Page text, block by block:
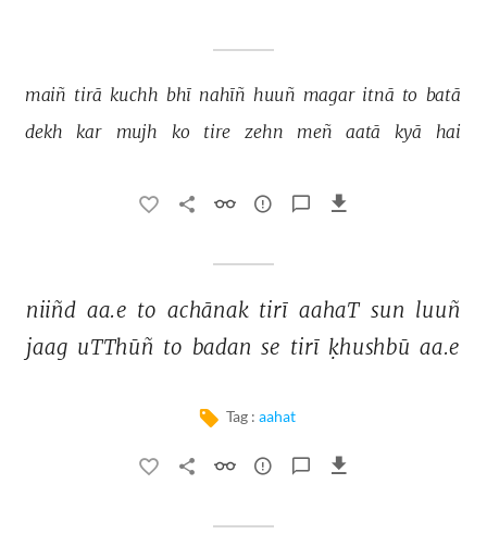
maiñ tirā kuchh bhī nahīñ huuñ magar itnā to batā
dekh
kar mujh ko tire zehn meñ aatā kyā hai
niiñd aa.e to achānak tirī aahaT sun luuñ
jaag uTThūñ to badan se tirī ḳhushbū aa.e
Tag : aahat